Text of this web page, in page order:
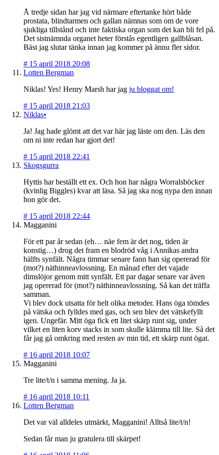
Å tredje sidan har jag vid närmare eftertanke hört både
prostata, blindtarmen och gallan nämnas som om de vore
sjukliga tillstånd och inte faktiska organ som det kan bli fel på.
Det sistnämnda organet heter förstås egentligen gallblåsan.
Bäst jag slutar tänka innan jag kommer på ännu fler sidor.
# 15 april 2018 20:08
Lotten Bergman
Niklas! Yes! Henry Marsh har jag ju bloggat om!
# 15 april 2018 21:03
Niklas•
Ja! Jag hade glömt att det var här jag läste om den. Läs den
om ni inte redan har gjort det!
# 15 april 2018 22:41
Skogsgurra
Hyttis har beställt ett ex. Och hon har några Worralsböcker
(kvinlig Biggles) kvar att läsa. Så jag ska nog nypa den innan
hon gör det.
# 15 april 2018 22:44
Magganini
För ett par år sedan (eh… näe fem är det nog, tiden är
konstig…) drog det fram en blodröd våg i Annikas andra
hälfts synfält. Några timmar senare fann han sig opererad för
(mot?) näthinneavlossning. En månad efter det vajade
dimslöjor genom mitt synfält. Ett par dagar senare var även
jag opererad för (mot?) näthinneavlossning. Så kan det träffa
samman.
Vi blev dock utsatta för helt olika metoder. Hans öga tömdes
på vätska och fylldes med gas, och sen blev det vätskefyllt
igen. Ungefär. Mitt öga fick ett litet skärp runt sig, under
vilket en liten korv stacks in som skulle klämma till lite. Så det
får jag gå omkring med resten av min tid, ett skärp runt ögat.
# 16 april 2018 10:07
Magganini
Tre lite/t/n i samma mening. Ja ja.
# 16 april 2018 10:11
Lotten Bergman
Det var väl alldeles utmärkt, Magganini! Alltså lite/t/n!
Sedan får man ju gratulera till skärpet!